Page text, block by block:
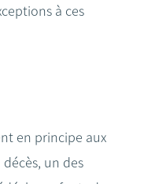
à ces
en principe aux
un des